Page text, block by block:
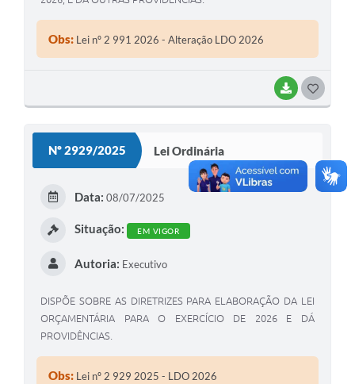
BAIXAR
T
E
Obs: Lei nº 2 991 2026 - Alteração LDO 2026
Nº 2929/2025 Lei Ordinária
Data: 08/07/2025
Situação: EM VIGOR
Autoria: Executivo
DISPÕE SOBRE AS DIRETRIZES PARA ELABORAÇÃO DA LEI
ORÇAMENTÁRIA PARA O EXERCÍCIO DE 2026 E DÁ
PROVIDÊNCIAS.
Obs: Lei nº 2 929 2025 - LDO 2026